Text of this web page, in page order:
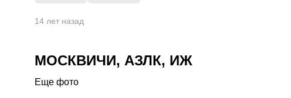
14 лет назад
МОСКВИЧИ, АЗЛК, ИЖ
Еще фото